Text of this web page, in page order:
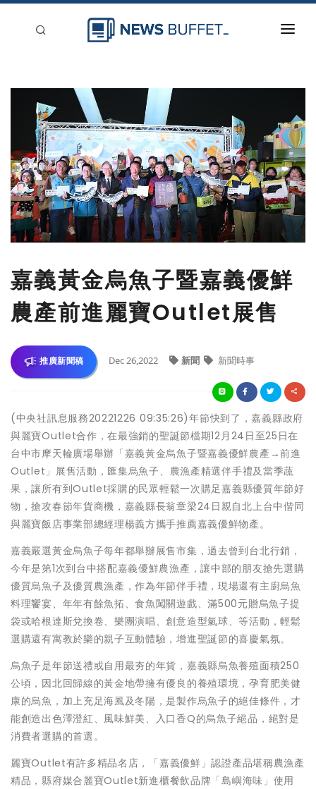
登入
刊登
嘉義黃金烏魚子暨嘉義優鮮
農產前進麗寶Outlet展售
推廣新聞稿 Dec 26,2022 新聞 新聞時事
(中央社訊息服務20221226 09:35:26)年節快到了，嘉義縣政府
與麗寶Outlet合作，在最強銷的聖誕節檔期12月24日至25日在
台中市摩天輪廣場舉辦「嘉義黃金烏魚子暨嘉義優鮮農產→前進
Outlet」展售活動，匯集烏魚子、農漁產精選伴手禮及當季蔬
果，讓所有到Outlet採購的民眾輕鬆一次購足嘉義縣優質年節好
物，搶攻春節年貨商機，嘉義縣長翁章梁24日親自北上台中偕同
與麗寶飯店事業部總經理楊義方攜手推薦嘉義優鮮物產。
嘉義嚴選黃金烏魚子每年都舉辦展售市集，過去曾到台北行銷，
今年是第1次到台中搭配嘉義優鮮農漁產，讓中部的朋友搶先選購
優質烏魚子及優質農漁產，作為年節伴手禮，現場還有主廚烏魚
料理饗宴、年年有餘魚拓、食魚闖關遊戲、滿500元贈烏魚子提
袋或哈根達斯兌換卷、樂團演唱、創意造型氣球、等活動，輕鬆
選購還有寓教於樂的親子互動體驗，增進聖誕節的喜慶氣氛。
烏魚子是年節送禮或自用最夯的年貨，嘉義縣烏魚養殖面積250
公頃，因北回歸線的黃金地帶擁有優良的養殖環境，孕育肥美健
康的烏魚，加上充足海風及冬陽，是製作烏魚子的絕佳條件，才
能創造出色澤澄紅、風味鮮美、入口香Q的烏魚子絕品，絕對是
消費者選購的首選。
麗寶Outlet有許多精品名店，「嘉義優鮮」認證產品堪稱農漁產
精品，縣府媒合麗寶Outlet新進櫃餐飲品牌「島嶼海味」使用